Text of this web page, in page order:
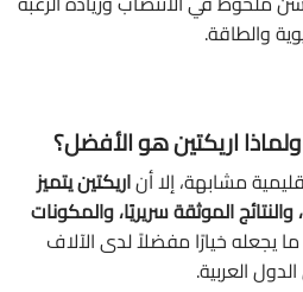
والطاقة.
اريكتين هو الأفضل؟
مشابهة، إلا أناريكتين يتميز
الموثقة سريريًا، والمكونات
يجعله خيارًا مفضلاً لدى الآلاف
العربية.